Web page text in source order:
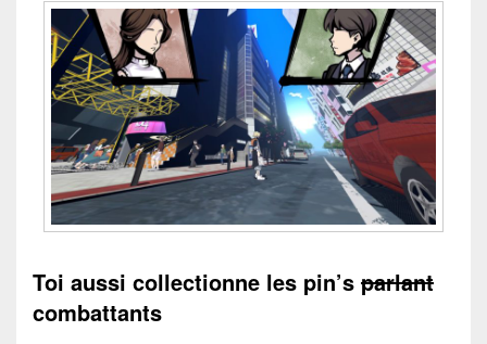
Toi aussi collectionne les pin’s parlant
combattants